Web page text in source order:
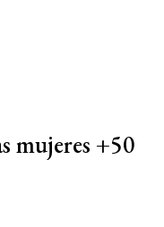
mujeres +50